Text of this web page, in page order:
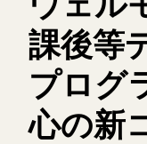
課後等
プログ
心の新